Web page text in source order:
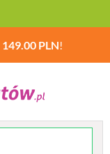
149.00 PLN!